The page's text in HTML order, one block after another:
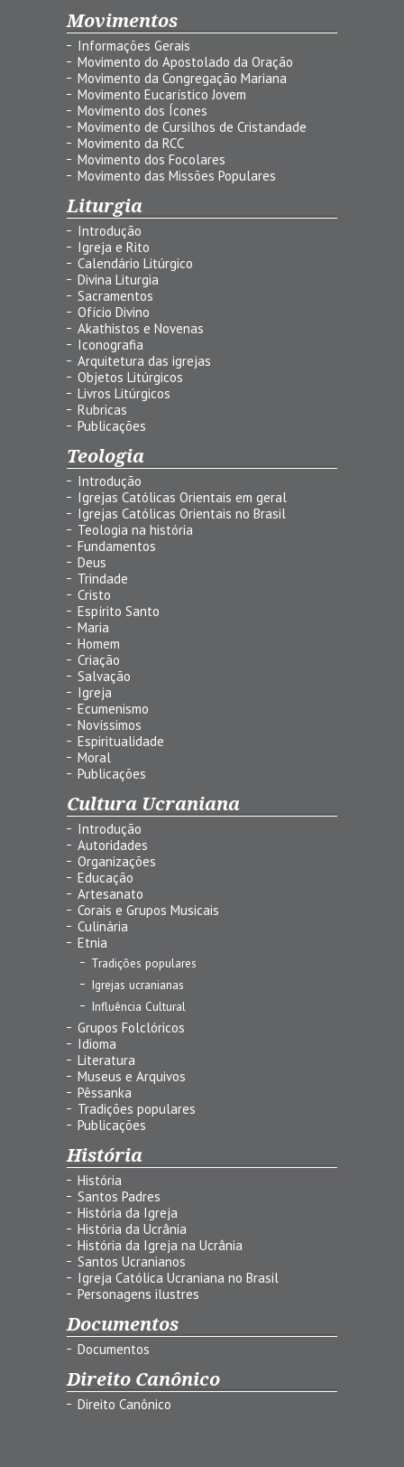
Movimentos
Informações Gerais
Movimento do Apostolado da Oração
Movimento da Congregação Mariana
Movimento Eucarístico Jovem
Movimento dos Ícones
Movimento de Cursilhos de Cristandade
Movimento da RCC
Movimento dos Focolares
Movimento das Missões Populares
Liturgia
Introdução
Igreja e Rito
Calendário Litúrgico
Divina Liturgia
Sacramentos
Ofício Divino
Akathistos e Novenas
Iconografia
Arquitetura das igrejas
Objetos Litúrgicos
Livros Litúrgicos
Rubricas
Publicações
Teologia
Introdução
Igrejas Católicas Orientais em geral
Igrejas Católicas Orientais no Brasil
Teologia na história
Fundamentos
Deus
Trindade
Cristo
Espírito Santo
Maria
Homem
Criação
Salvação
Igreja
Ecumenismo
Novíssimos
Espiritualidade
Moral
Publicações
Cultura Ucraniana
Introdução
Autoridades
Organizações
Educação
Artesanato
Corais e Grupos Musicais
Culinária
Etnia
Tradições populares
Igrejas ucranianas
Influência Cultural
Grupos Folclóricos
Idioma
Literatura
Museus e Arquivos
Pêssanka
Tradições populares
Publicações
História
História
Santos Padres
História da Igreja
História da Ucrânia
História da Igreja na Ucrânia
Santos Ucranianos
Igreja Católica Ucraniana no Brasil
Personagens ilustres
Documentos
Documentos
Direito Canônico
Direito Canônico